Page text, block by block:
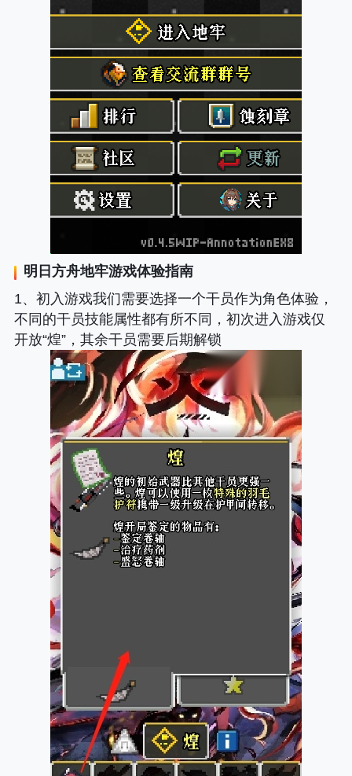
明日方舟地牢游戏体验指南
1、初入游戏我们需要选择一个干员作为角色体验，
不同的干员技能属性都有所不同，初次进入游戏仅
开放“煌”，其余干员需要后期解锁